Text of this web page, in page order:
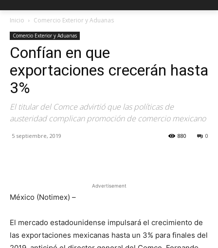
Inicio Comercio Exterior y Aduanas
Comercio Exterior y Aduanas
Confían en que
exportaciones crecerán hasta
3%
El titular del Comce advirtió que las políticas de
austeridad complican promoción de comercio mexicano
5 septiembre, 2019 0
880
Advertisement
México (Notimex) –
El mercado estadounidense impulsará el crecimiento de
las exportaciones mexicanas hasta un 3% para finales del